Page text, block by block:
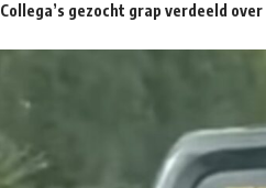
Collega’s gezocht grap verdeeld